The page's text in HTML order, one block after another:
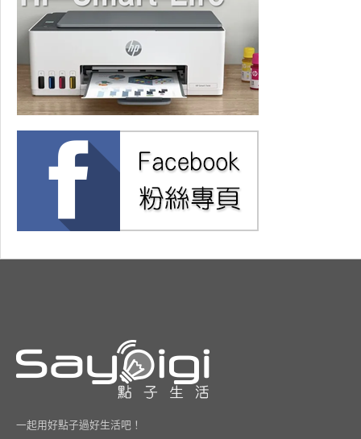
一起用好點子過好生活吧！